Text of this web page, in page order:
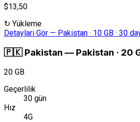
$13,50
↻ Yükleme
Detayları Gör — Pakistan · 10 GB · 30
🇵🇰 Pakistan — Pakistan · 20
20 GB
Geçerlilik
30 gün
Hız
4G